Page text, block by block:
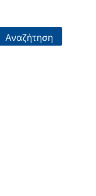
Αναζήτηση